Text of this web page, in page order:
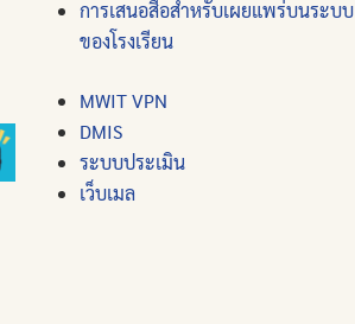
การเสนอสื่อสำหรับเผยแพร่บนระบบ
ของโรงเรียน
MWIT VPN
DMIS
ระบบประเมิน
เว็บเมล